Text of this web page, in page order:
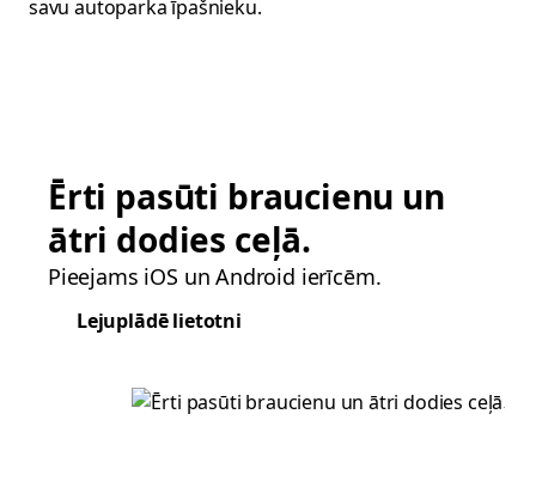
savu autoparka īpašnieku.
Ērti pasūti braucienu un
ātri dodies ceļā.
Pieejams iOS un Android ierīcēm.
Lejuplādē lietotni